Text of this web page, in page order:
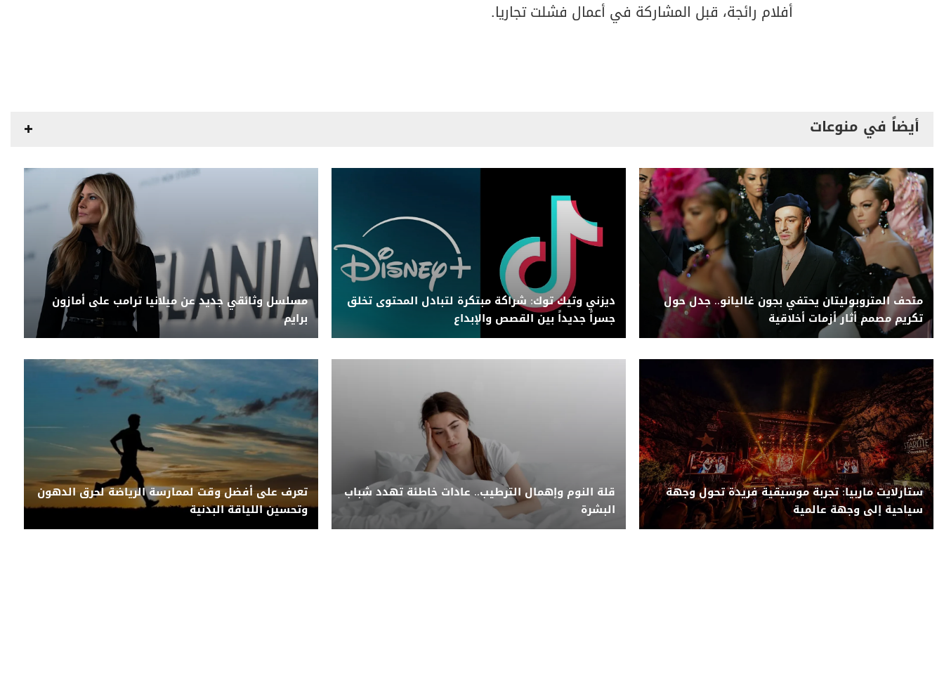
أفلام رائجة، قبل المشاركة في أعمال فشلت تجاريا.
أيضاً في منوعات
متحف المتروبوليتان يحتفي بجون غاليانو.. جدل حول
تكريم مصمم أثار أزمات أخلاقية
ديزني وتيك توك: شراكة مبتكرة لتبادل المحتوى تخلق
جسراً جديداً بين القصص والإبداع
مسلسل وثائقي جديد عن ميلانيا ترامب على أمازون
برايم
ستارلايت ماربيا: تجربة موسيقية فريدة تحول وجهة
سياحية إلى وجهة عالمية
قلة النوم وإهمال الترطيب.. عادات خاطئة تهدد شباب
البشرة
تعرف على أفضل وقت لممارسة الرياضة لحرق الدهون
وتحسين اللياقة البدنية